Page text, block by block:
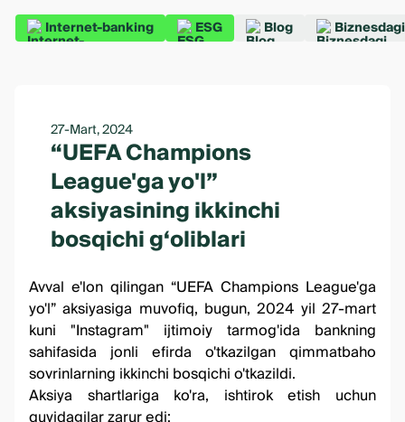
Internet-banking ESG Blog
27-Mart, 2024
“UEFA Champions
League'ga yo'l”
aksiyasining ikkinchi
bosqichi g‘oliblari
Avval e'lon qilingan “UEFA Champions League'ga
yo'l” aksiyasiga muvofiq, bugun, 2024 yil 27-mart
kuni "Instagram" ijtimoiy tarmog'ida bankning
sahifasida jonli efirda o'tkazilgan qimmatbaho
sovrinlarning ikkinchi bosqichi o'tkazildi.
Aksiya shartlariga ko'ra, ishtirok etish uchun